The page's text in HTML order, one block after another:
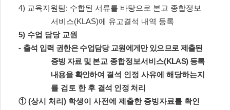
4) 교육지원팀: 수합된 서류를 바탕으로 본교 종합정보
서비스(KLAS)에 유고결석 내역 등록
5) 수업 담당 교원
- 출석 입력 권한은 수업담당 교원에게만 있으므로 제출된
증빙 자료 및 본교 종합정보서비스(KLAS) 등록
내용을 확인하여 결석 인정 사유에 해당하는지
를 검토 한 후 결석 인정 처리
① (상시 처리 ) 학생이 사전에 제출한 증빙자료를 확인